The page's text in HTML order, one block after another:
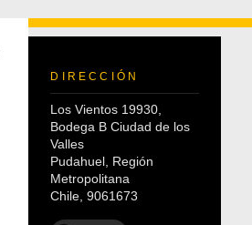
DIRECCIÓN
Los Vientos 19930,
Bodega B Ciudad de los
Valles
Pudahuel, Región
Metropolitana
Chile, 9061673